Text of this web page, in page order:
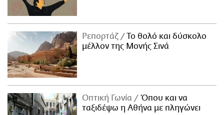
Ρεπορτάζ
Το θολό και δύσκολο
μέλλον της Μονής Σινά
Οπτική Γωνία
Όπου και να
ταξιδέψω η Αθήνα με πληγώνει